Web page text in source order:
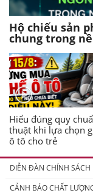
Hộ chiếu sản
chung trong
Hiểu đúng quy
thuật khi lựa chọn
ô tô cho trẻ
DIỄN ĐÀN CHÍNH SÁCH
CẢNH BÁO CHẤT